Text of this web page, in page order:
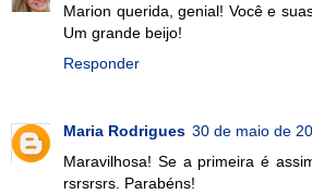
Marion querida, genial! Você e
Um grande beijo!
Responder
Maria Rodrigues 30 de maio de
Maravilhosa! Se a primeira é
rsrsrsrs. Parabéns!